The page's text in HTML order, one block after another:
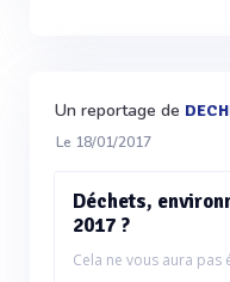
Un reportage de
Le 18/01/2017
Déchets,
2017 ?
Cela ne vous aura pas